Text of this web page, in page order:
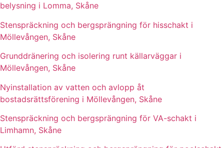
belysning i Lomma, Skåne
Stenspräckning och bergsprängning för hisschakt i
Möllevången, Skåne
Grunddränering och isolering runt källarväggar i
Möllevången, Skåne
Nyinstallation av vatten och avlopp åt
bostadsrättsförening i Möllevången, Skåne
Stenspräckning och bergsprängning för VA-schakt i
Limhamn, Skåne